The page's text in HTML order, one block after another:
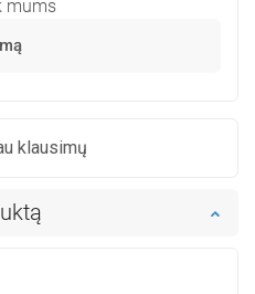
mums
klausimų